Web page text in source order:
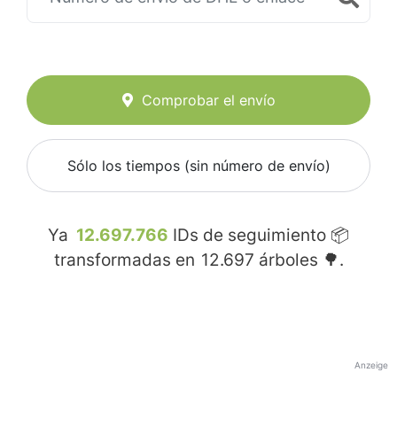
Comprobar el envío
Sólo los tiempos (sin número de envío)
Ya 12.697.766 IDs de seguimiento 📦
transformadas en 12.697 árboles 🌳.
Anzeige